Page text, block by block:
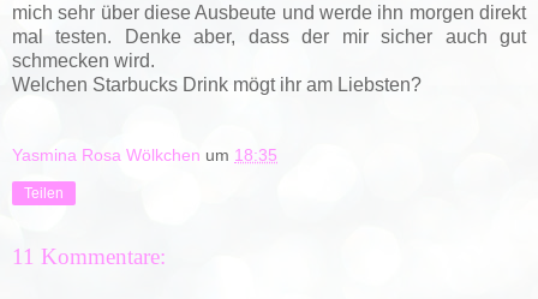
mich sehr über diese Ausbeute und werde ihn morgen direkt
mal testen. Denke aber, dass der mir sicher auch gut
schmecken wird.
Welchen Starbucks Drink mögt ihr am Liebsten?
Yasmina Rosa Wölkchen um 18:35
Teilen
11 Kommentare: